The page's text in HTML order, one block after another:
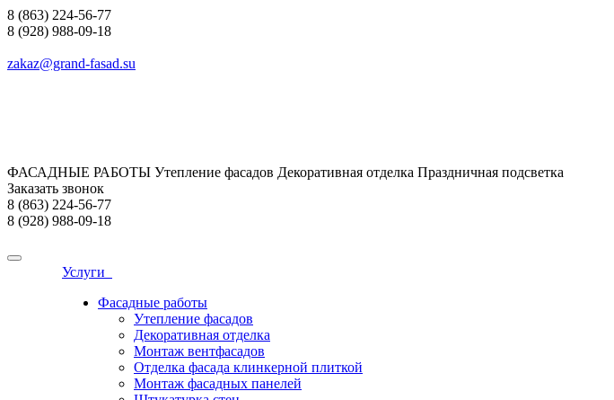
8 (863) 224-56-77
8 (928) 988-09-18
zakaz@grand-fasad.su
ФАСАДНЫЕ РАБОТЫ Утепление фасадов Декоративная отделка Праздничная подсветка
Заказать звонок
8 (863) 224-56-77
8 (928) 988-09-18
Услуги
Фасадные работы
Утепление фасадов
Декоративная отделка
Монтаж вентфасадов
Отделка фасада клинкерной плиткой
Монтаж фасадных панелей